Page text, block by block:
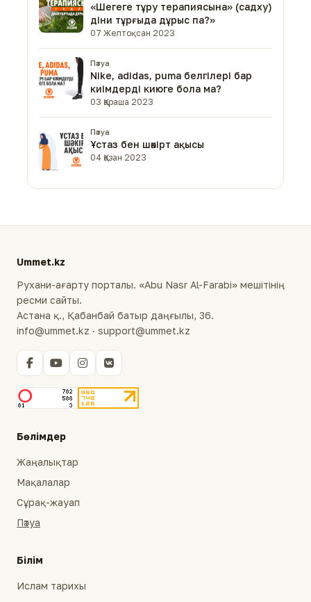
«Шегеге тұру терапиясына» (садху)
діни тұрғыда дұрыс па?»
07 Желтоқсан 2023
Пәтуа
Nike, аdidas, рuma белгілері бар
киімдерді киюге бола ма?
03 Қараша 2023
Пәтуа
Ұстаз бен шәкірт ақысы
04 Қазан 2023
Ummet.kz
Рухани-ағарту порталы. «Abu Nasr Al-Farabi» мешітінің
ресми сайты.
Астана қ., Қабанбай батыр даңғылы, 36.
info@ummet.kz · support@ummet.kz
Бөлімдер
Жаңалықтар
Мақалалар
Сұрақ-жауап
Пәтуа
Білім
Ислам тарихы